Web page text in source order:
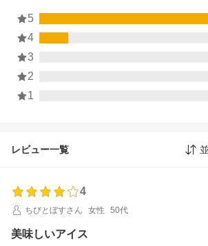
5
4
3
2
1
レビュー一覧
4
ちびとぼすさん
女性 50代
美味しいアイス